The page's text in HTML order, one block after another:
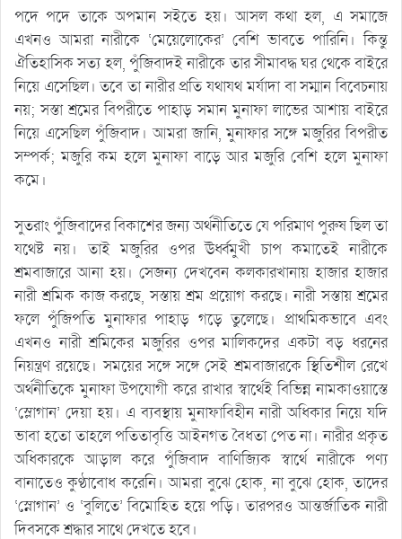
পদে পদে তাকে অপমান সইতে হয়। আসল কথা হল, এ সমাজে
এখনও আমরা নারীকে ‘মেয়েলোকের’ বেশি ভাবতে পারিনি। কিন্তু
ঐতিহাসিক সত্য হল, পুঁজিবাদই নারীকে তার সীমাবদ্ধ ঘর থেকে বাইরে
নিয়ে এসেছিল। তবে তা নারীর প্রতি যথাযথ মর্যাদা বা সম্মান বিবেচনায়
নয়; সস্তা শ্রমের বিপরীতে পাহাড় সমান মুনাফা লাভের আশায় বাইরে
নিয়ে এসেছিল পুঁজিবাদ। আমরা জানি, মুনাফার সঙ্গে মজুরির বিপরীত
সম্পর্ক; মজুরি কম হলে মুনাফা বাড়ে আর মজুরি বেশি হলে মুনাফা
কমে।
সুতরাং পুঁজিবাদের বিকাশের জন্য অর্থনীতিতে যে পরিমাণ পুরুষ ছিল তা
যথেষ্ট নয়। তাই মজুরির ওপর ঊর্ধ্বমুখী চাপ কমাতেই নারীকে
শ্রমবাজারে আনা হয়। সেজন্য দেখবেন কলকারখানায় হাজার হাজার
নারী শ্রমিক কাজ করছে, সস্তায় শ্রম প্রয়োগ করছে। নারী সস্তায় শ্রমের
ফলে পুঁজিপতি মুনাফার পাহাড় গড়ে তুলেছে। প্রাথমিকভাবে এবং
এখনও নারী শ্রমিকের মজুরির ওপর মালিকদের একটা বড় ধরনের
নিয়ন্ত্রণ রয়েছে। সময়ের সঙ্গে সঙ্গে সেই শ্রমবাজারকে স্থিতিশীল রেখে
অর্থনীতিকে মুনাফা উপযোগী করে রাখার স্বার্থেই বিভিন্ন নামকাওয়াস্তে
‘স্লোগান’ দেয়া হয়। এ ব্যবস্থায় মুনাফাবিহীন নারী অধিকার নিয়ে যদি
ভাবা হতো তাহলে পতিতাবৃত্তি আইনগত বৈধতা পেত না। নারীর প্রকৃত
অধিকারকে আড়াল করে পুঁজিবাদ বাণিজ্যিক স্বার্থে নারীকে পণ্য
বানাতেও কুণ্ঠাবোধ করেনি। আমরা বুঝে হোক, না বুঝে হোক, তাদের
‘স্নোগান’ ও ‘বুলিতে’ বিমোহিত হয়ে পড়ি। তারপরও আন্তর্জাতিক নারী
দিবসকে শ্রদ্ধার সাথে দেখতে হবে।